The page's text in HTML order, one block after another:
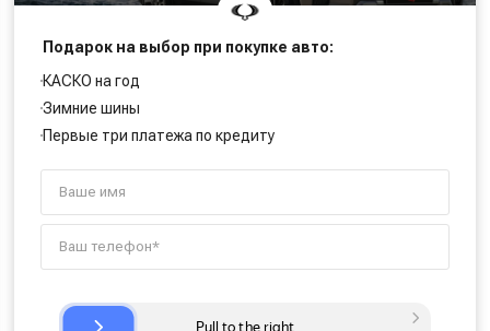
Подарок на выбор при покупке авто:
КАСКО на год
Зимние шины
Первые три платежа по кредиту